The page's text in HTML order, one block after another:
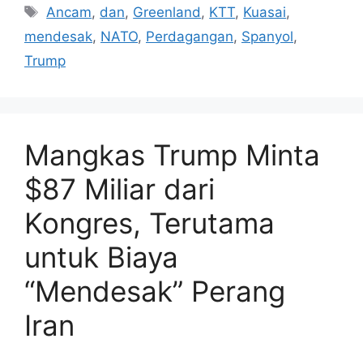
Tag
Ancam, dan, Greenland, KTT, Kuasai,
mendesak, NATO, Perdagangan, Spanyol,
Trump
Mangkas Trump Minta
$87 Miliar dari
Kongres, Terutama
untuk Biaya
“Mendesak” Perang
Iran